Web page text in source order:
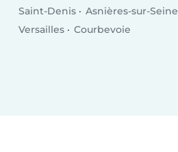
Saint-Denis
Asnières-sur-Seine
Versailles
Courbevoie